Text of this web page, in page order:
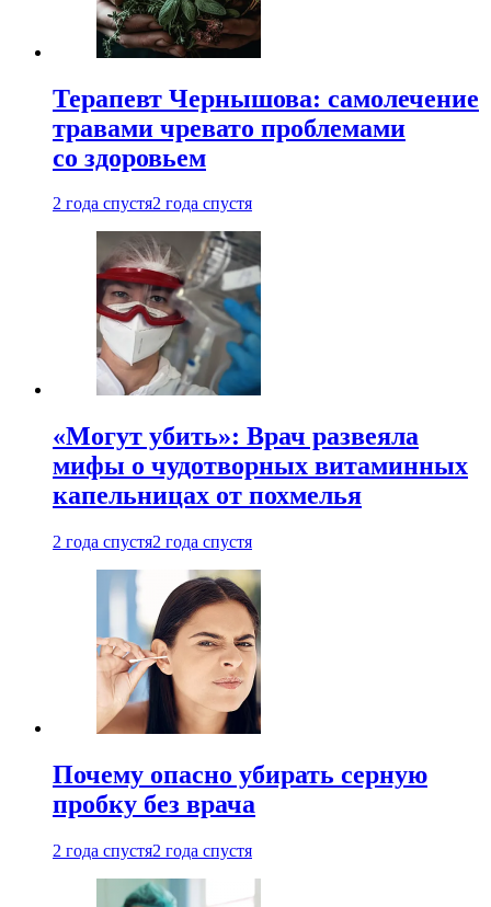
Терапевт Чернышова: самолечение
травами чревато проблемами
со здоровьем
2 года спустя2 года спустя
«Могут убить»: Врач развеяла
мифы о чудотворных витаминных
капельницах от похмелья
2 года спустя2 года спустя
Почему опасно убирать серную
пробку без врача
2 года спустя2 года спустя